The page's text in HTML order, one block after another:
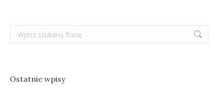
Szukaj:
Ostatnie wpisy